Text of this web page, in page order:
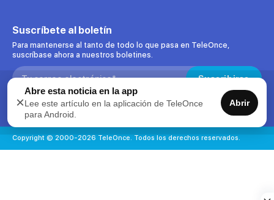
Suscríbete al boletín
Para mantenerse al tanto de todo lo que pasa en TeleOnce,
suscríbase ahora a nuestros boletines.
Search: Suscribirse
Acepto uso de datos
Copyright © 2000-2026 TeleOnce. Todos los derechos reservados.
×
Abre esta noticia en la app
Lee este artículo en la aplicación de TeleOnce
para Android.
Abrir